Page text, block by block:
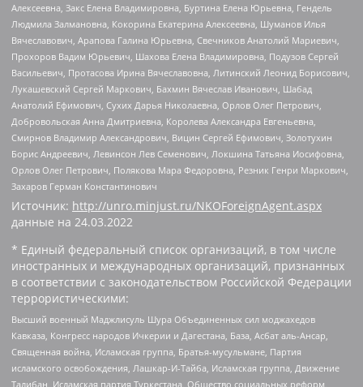
Алексеевна, Закс Елена Владимировна, Буртина Елена Юрьевна, Гендель
Людмила Залмановна, Кокорина Екатерина Алексеевна, Шуманов Илья
Вячеславович, Арапова Галина Юрьевна, Свечников Анатолий Мариевич,
Прохоров Вадим Юрьевич, Шахова Елена Владимировна, Подузов Сергей
Васильевич, Протасова Ирина Вячеславовна, Литинский Леонид Борисович,
Лукашевский Сергей Маркович, Бахмин Вячеслав Иванович, Шабад
Анатолий Ефимович, Сухих Дарья Николаевна, Орлов Олег Петрович,
Добровольская Анна Дмитриевна, Королева Александра Евгеньевна,
Смирнов Владимир Александрович, Вицин Сергей Ефимович, Золотухин
Борис Андреевич, Левинсон Лев Семенович, Локшина Татьяна Иосифовна,
Орлов Олег Петрович, Полякова Мара Федоровна, Резник Генри Маркович,
Захаров Герман Константинович
Источник: http://unro.minjust.ru/NKOForeignAgent.aspx
данные на 24.03.2022
* Единый федеральный список организаций, в том числе
иностранных и международных организаций, признанных
в соответствии с законодательством Российской Федерации
террористическими:
Высший военный Маджлисуль Шура Объединенных сил моджахедов
Кавказа, Конгресс народов Ичкерии и Дагестана, База, Асбат аль-Ансар,
Священная война, Исламская группа, Братья-мусульмане, Партия
исламского освобождения, Лашкар-И-Тайба, Исламская группа, Движение
Талибан, Исламская партия Туркестана, Общество социальных реформ,